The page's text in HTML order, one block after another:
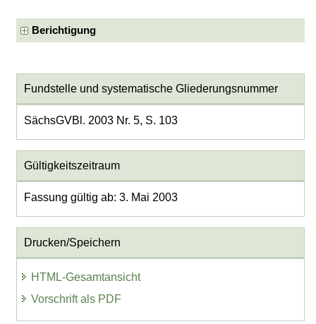
Berichtigung
Fundstelle und systematische Gliederungsnummer
SächsGVBl. 2003 Nr. 5, S. 103
Gültigkeitszeitraum
Fassung gültig ab: 3. Mai 2003
Drucken/Speichern
HTML-Gesamtansicht
Vorschrift als PDF